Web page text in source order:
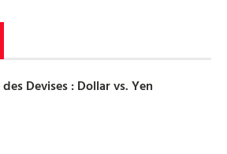
Devises : Dollar vs. Yen